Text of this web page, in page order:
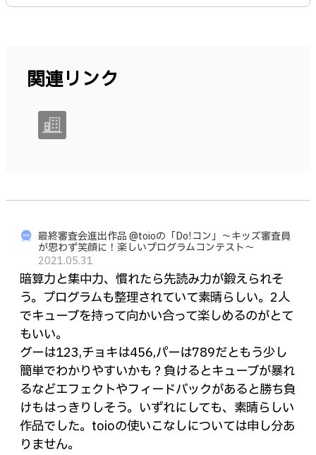
関連リンク
最終審査会進出作品 @toioの「Do!コン」～キッズ審査員
が思わず笑顔に！楽しいプログラムコンテスト～
2021.05.31
暗算力と集中力、慣れたら先読み力が鍛えられそ
う。プログラムも整理されていて素晴らしい。2人
でキューブを持って向かい合って楽しめるのがとて
もいい。
グーは123,チョキは456,パーは789だともう少し
簡単でわかりやすいかも？負けるとキューブが暴れ
るなどエフェクトやフィードバックがあると勝ち負
けもはっきりしそう。いずれにしても、素晴らしい
作品でした。toioの使いこなしについては申し分あ
りません。